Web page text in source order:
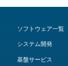
ソフトウェア一覧
システム開発
基盤サービス